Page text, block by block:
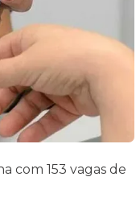
com 153 vagas de